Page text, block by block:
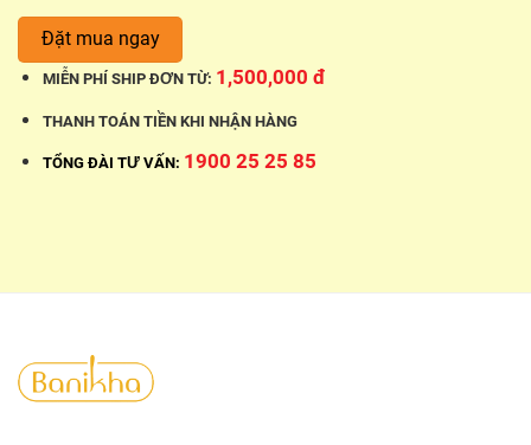
MIỄN PHÍ SHIP ĐƠN TỪ: 1,500,000 đ
THANH TOÁN TIỀN KHI NHẬN HÀNG
TỔNG ĐÀI TƯ VẤN: 1900 25 25 85